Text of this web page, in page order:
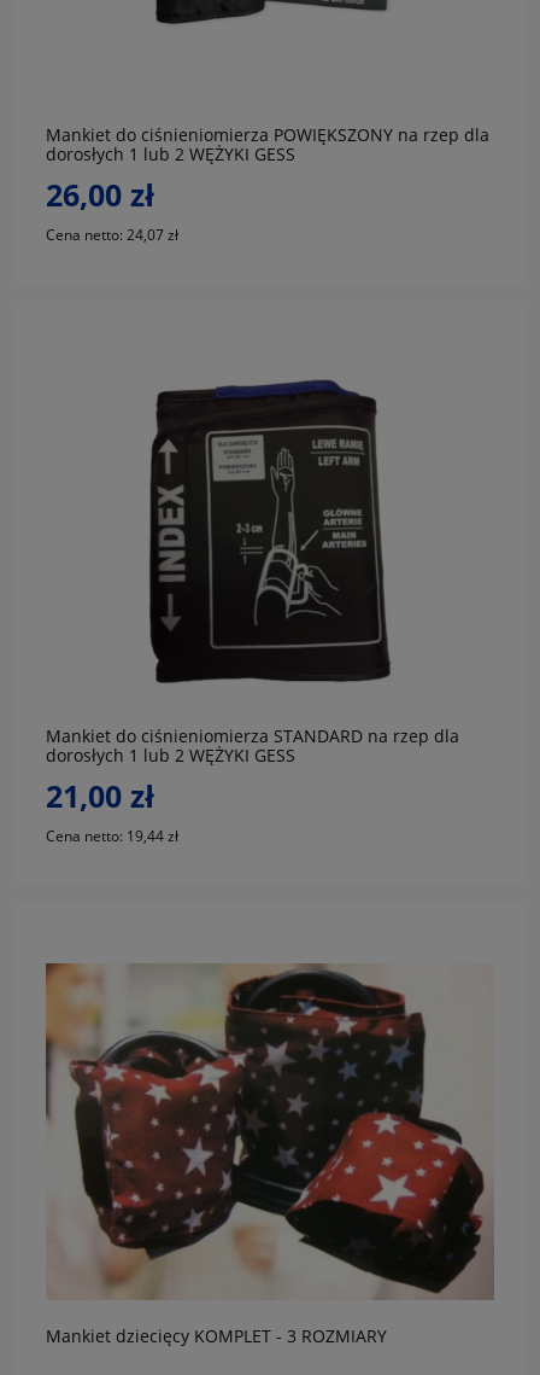
Mankiet do ciśnieniomierza POWIĘKSZONY na rzep dla
dorosłych 1 lub 2 WĘŻYKI GESS
26,00 zł
Cena netto: 24,07 zł
Mankiet do ciśnieniomierza STANDARD na rzep dla
dorosłych 1 lub 2 WĘŻYKI GESS
21,00 zł
Cena netto: 19,44 zł
Mankiet dziecięcy KOMPLET - 3 ROZMIARY
do koszyka